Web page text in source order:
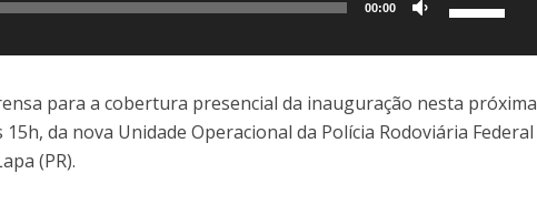
00:00
setas
cima
para a cobertura presencial da inauguração nesta próxima
da nova Unidade Operacional da Polícia Rodoviária Federal
(PR).